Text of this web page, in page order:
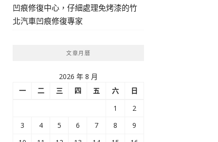
凹痕修復中心，仔細處理免烤漆的竹
北汽車凹痕修復專家
文章月曆
2026 年 8 月
一
二 三 四 五 六
日
1
2
3
4 5 6 7 8
9